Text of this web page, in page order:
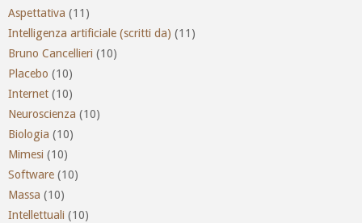
Aspettativa (11)
Intelligenza artificiale (scritti da) (11)
Bruno Cancellieri (10)
Placebo (10)
Internet (10)
Neuroscienza (10)
Biologia (10)
Mimesi (10)
Software (10)
Massa (10)
Intellettuali (10)